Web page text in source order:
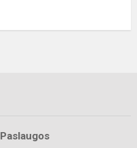
Paslaugos